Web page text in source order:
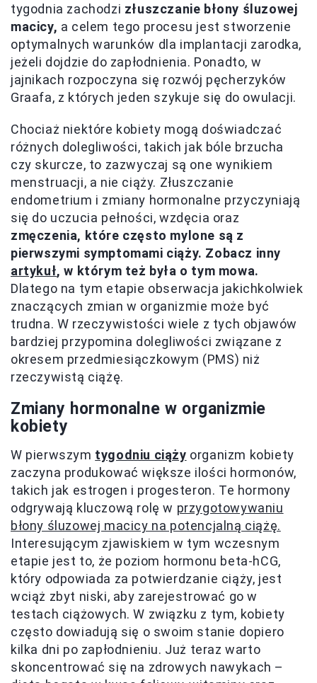
tygodnia zachodzi złuszczanie błony śluzowej
macicy, a celem tego procesu jest stworzenie
optymalnych warunków dla implantacji zarodka,
jeżeli dojdzie do zapłodnienia. Ponadto, w
jajnikach rozpoczyna się rozwój pęcherzyków
Graafa, z których jeden szykuje się do owulacji.
Chociaż niektóre kobiety mogą doświadczać
różnych dolegliwości, takich jak bóle brzucha
czy skurcze, to zazwyczaj są one wynikiem
menstruacji, a nie ciąży. Złuszczanie
endometrium i zmiany hormonalne przyczyniają
się do uczucia pełności, wzdęcia oraz
zmęczenia, które często mylone są z
pierwszymi symptomami ciąży. Zobacz inny
artykuł, w którym też była o tym mowa.
Dlatego na tym etapie obserwacja jakichkolwiek
znaczących zmian w organizmie może być
trudna. W rzeczywistości wiele z tych objawów
bardziej przypomina dolegliwości związane z
okresem przedmiesiączkowym (PMS) niż
rzeczywistą ciążę.
Zmiany hormonalne w organizmie
kobiety
W pierwszym tygodniu ciąży organizm kobiety
zaczyna produkować większe ilości hormonów,
takich jak estrogen i progesteron. Te hormony
odgrywają kluczową rolę w przygotowywaniu
błony śluzowej macicy na potencjalną ciążę.
Interesującym zjawiskiem w tym wczesnym
etapie jest to, że poziom hormonu beta-hCG,
który odpowiada za potwierdzanie ciąży, jest
wciąż zbyt niski, aby zarejestrować go w
testach ciążowych. W związku z tym, kobiety
często dowiadują się o swoim stanie dopiero
kilka dni po zapłodnieniu. Już teraz warto
skoncentrować się na zdrowych nawykach –